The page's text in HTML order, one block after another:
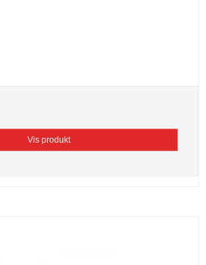
Vis produkt